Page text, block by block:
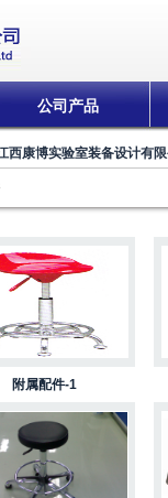
公司产品
西康博实验室装备设计有
附属配件-1